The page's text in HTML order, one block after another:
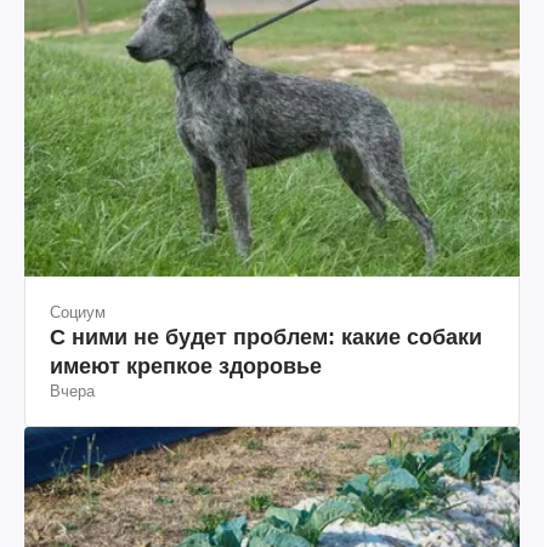
Социум
С ними не будет проблем: какие собаки
имеют крепкое здоровье
Вчера